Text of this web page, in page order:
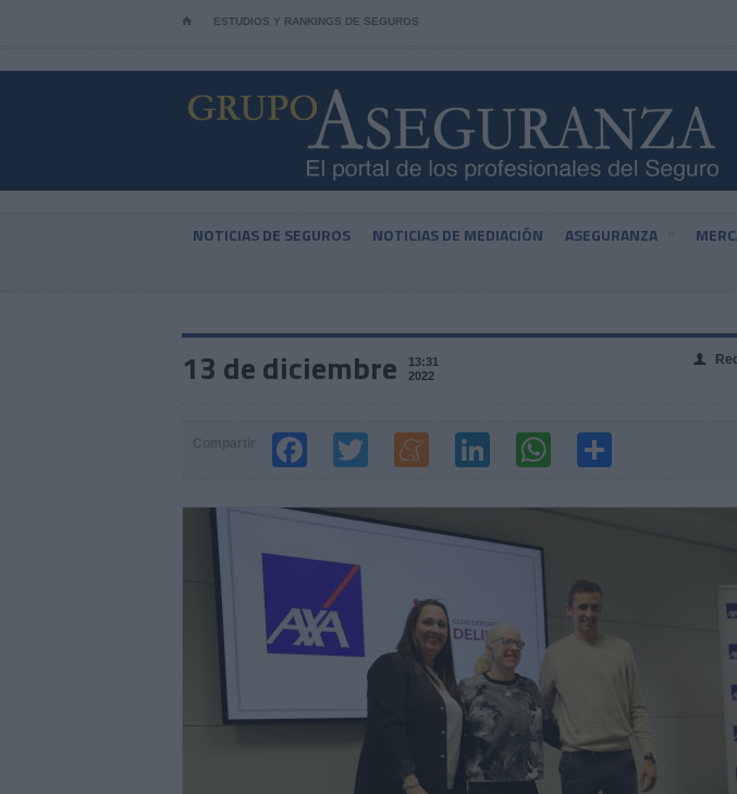
⌂ ESTUDIOS Y RANKINGS DE SEGUROS
NOTICIAS DE SEGUROS NOTICIAS DE MEDIACIÓN ASEGURANZA
13 de diciembre
13:31
2022
👤